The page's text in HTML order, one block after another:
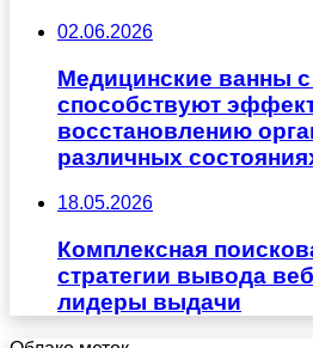
02.06.2026
Медицинские ванны
способствуют
восстановлению
различных
18.05.2026
Комплексная
стратегии вывода
лидеры выдачи